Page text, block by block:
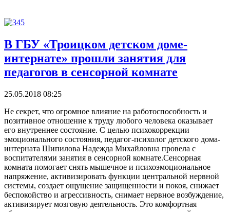
В ГБУ «Троицком детском доме-
интернате» прошли занятия для
педагогов в сенсорной комнате
25.05.2018 08:25
Не секрет, что огромное влияние на работоспособность и
позитивное отношение к труду любого человека оказывает
его внутреннее состояние. С целью психокоррекции
эмоционального состояния, педагог-психолог детского дома-
интерната Шипилова Надежда Михайловна провела с
воспитателями занятия в сенсорной комнате.Сенсорная
комната помогает снять мышечное и психоэмоциональное
напряжение, активизировать функции центральной нервной
системы, создает ощущение защищенности и покоя, снижает
беспокойство и агрессивность, снимает нервное возбуждение,
активизирует мозговую деятельность. Это комфортная